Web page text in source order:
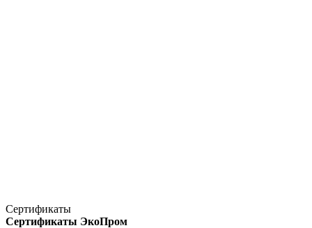
Сертификаты
Сертификаты ЭкоПром